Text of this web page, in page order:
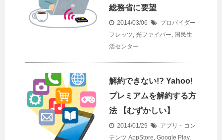
総務省に要望
2014/03/06
プロバイダー
フレッツ, 光ファイバー, 国民生
活センター
解約できない!? Yahoo!
プレミアムを解約する方
法 【むずかしい】
2014/01/29
アプリ・コン
テンツ AppStore, Google Play,